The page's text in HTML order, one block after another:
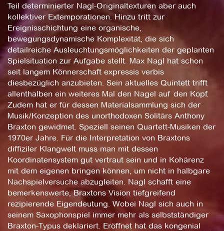
Teil determinierter Nagl-Originaltexturen aber auch
kollektiver Extemporationen. Hinzu tritt zur
Ereignisschichtung eine organische,
bewegungsdynamische Komplexität, die sich
detailreiche Ausleuchtungsmöglichkeiten der geplanten
Spielsituation zur Aufgabe stellt. Max Nagl hat schon
seit langem Könnerschaft expressis verbis
diesbezüglich anzubieten. Sein aktuelles Quintett trifft
allenthalben ein weiteres Mal den Nagel auf den Kopf.
Zudem hat er für dessen Materialsammlung sich der
Musik/Konzeption des unorthodoxen Solitärs Anthony
Braxton gewidmet. Speziell seinen Quartett-Musiken der
1970er Jahre. Für die Interpretation von Braxtons
diffiziler Klangwelt muss man mit dessen
Koordinatensystem gut vertraut sein und in Kohärenz
mit dem eigenen bringen können, um nicht in halbgare
Nachspielversuche abzugleiten. Nagl schafft eine
bemerkenswerte, Braxtons Vision tiefgreifend
rezipierende Eigendeutung. Wobei Nagl sich auch in
seinem Saxophonspiel immer mehr als selbstständiger
Braxton-Typus deklariert. Eröffnet hat das kongenial